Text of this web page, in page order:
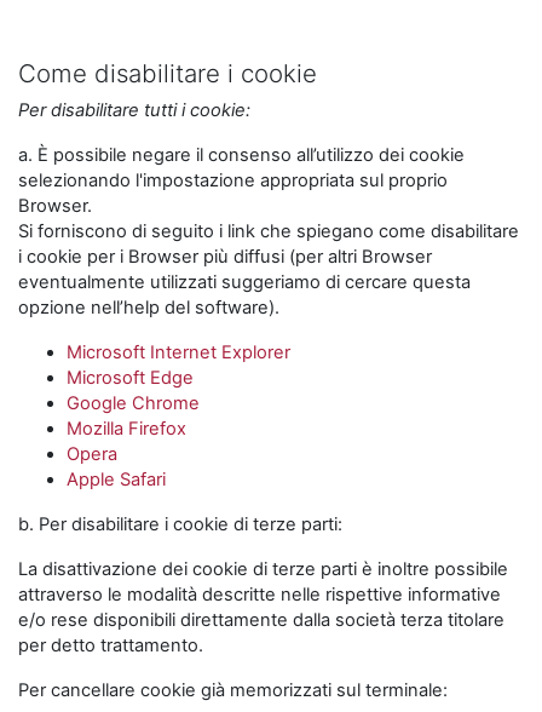
Come disabilitare i cookie
Per disabilitare tutti i cookie:
a. È possibile negare il consenso all’utilizzo dei cookie
selezionando l'impostazione appropriata sul proprio
Browser.
Si forniscono di seguito i link che spiegano come disabilitare
i cookie per i Browser più diffusi (per altri Browser
eventualmente utilizzati suggeriamo di cercare questa
opzione nell’help del software).
Microsoft Internet Explorer
Microsoft Edge
Google Chrome
Mozilla Firefox
Opera
Apple Safari
b. Per disabilitare i cookie di terze parti:
La disattivazione dei cookie di terze parti è inoltre possibile
attraverso le modalità descritte nelle rispettive informative
e/o rese disponibili direttamente dalla società terza titolare
per detto trattamento.
Per cancellare cookie già memorizzati sul terminale: